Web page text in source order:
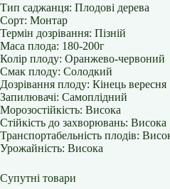
Тип саджанця: Плодові дерева
Сорт: Монтар
Термін дозрівання: Пізній
Маса плода: 180-200г
Колір плоду: Оранжево-червоний
Смак плоду: Солодкий
Дозрівання плоду: Кінець вересня
Запилювачі: Самоплідний
Морозостійкість: Висока
Стійкість до захворювань: Висока
Транспортабельність плодів:
Урожайність: Висока
Супутні товари